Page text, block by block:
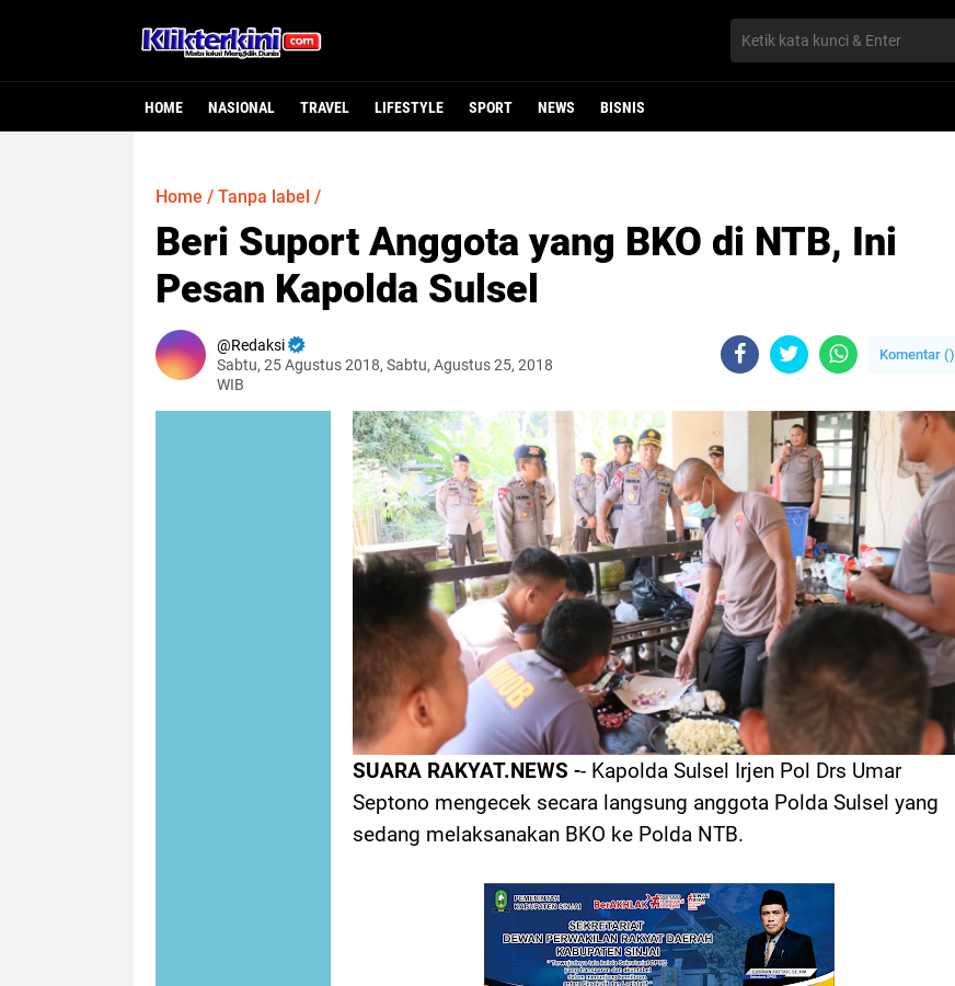
HOME NASIONAL TRAVEL LIFESTYLE SPORT NEWS BISNIS
Home / Tanpa label /
Beri Suport Anggota yang BKO di NTB, Ini
Pesan Kapolda Sulsel
Redaksi
Sabtu, 25 Agustus 2018, Sabtu, Agustus 25, 2018
WIB
Komentar ()
SUARA RAKYAT.NEWS -- Kapolda Sulsel Irjen Pol Drs Umar
Septono mengecek secara langsung anggota Polda Sulsel yang
sedang melaksanakan BKO ke Polda NTB.